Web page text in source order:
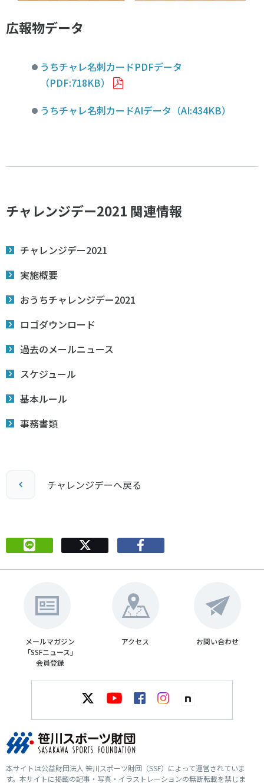
広報物データ
うちチャレ名刺カードPDFデータ
（PDF:718KB）
うちチャレ名刺カードAIデータ（AI:434KB）
チャレンジデー2021 関連情報
チャレンジデー2021
実施概要
おうちチャレンジデー2021
ロゴダウンロード
過去のメールニュース
スケジュール
基本ルール
事務書類
チャレンジデーへ戻る
メールマガジン
「SSFニュース」
会員登録
アクセス お問い合わせ
本サイトは公益財団法人 笹川スポーツ財団（SSF）によって運営されていま
す。本サイトに掲載の記事・写真・イラストレーションの無断転載を禁じま